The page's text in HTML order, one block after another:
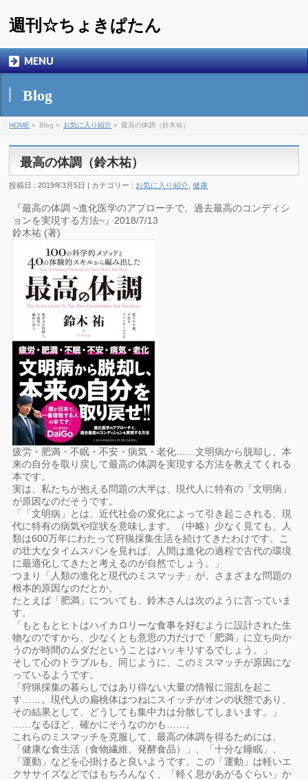
週刊☆ちょきぱたん
MENU
Blog
HOME » Blog » お気に入り紹介 » 最高の体調（鈴木祐）
最高の体調（鈴木祐）
投稿日 : 2019年3月5日 | カテゴリー : お気に入り紹介 ,健康
『最高の体調 ~進化医学のアプローチで、過去最高のコンディシ
ョンを実現する方法~』2018/7/13
鈴木祐 (著)
疲労・肥満・不眠・不安・病気・老化……文明病から脱却し、本
来の自分を取り戻して最高の体調を実現する方法を教えてくれる
本です。
実は、私たちが抱える問題の大半は、現代人に特有の「文明病」
が原因なのだそうです。
「「文明病」とは、近代社会の変化によって引き起こされる、現
代に特有の病気や症状を意味します。（中略）少なく見ても、人
類は600万年にわたって狩猟採集生活を続けてきたわけです。こ
の壮大なタイムスパンを見れば、人間は進化の過程で古代の環境
に最適化してきたと考えるのが自然でしょう。」
つまり「人類の進化と現代のミスマッチ」が、さまざまな問題の
根本的原因なのだとか。
たとえば「肥満」についても、鈴木さんは次のように言っていま
す。
「もともとヒトはハイカロリーな食事を好むように設計された生
物なのですから、少なくとも意思の力だけで「肥満」に立ち向か
うのが時間のムダだということはハッキリするでしょう。」
そして心のトラブルも、同じように、このミスマッチが原因にな
っているようです。
「狩猟採集の暮らしではあり得ない大量の情報に混乱を起こ
す……。現代人の扁桃体はつねにスイッチがオンの状態であり、
その結果として、どうしても集中力は分散してしまいます。」
……なるほど、確かにそうなのかも……。
これらのミスマッチを克服して、最高の体調を得るためには、
「健康な食生活（食物繊維、発酵食品）」、「十分な睡眠」、
「運動」などを心掛けると良いようです。この「運動」は軽いエ
クササイズなどではもちろんなく、「軽く息があがるぐらい」か